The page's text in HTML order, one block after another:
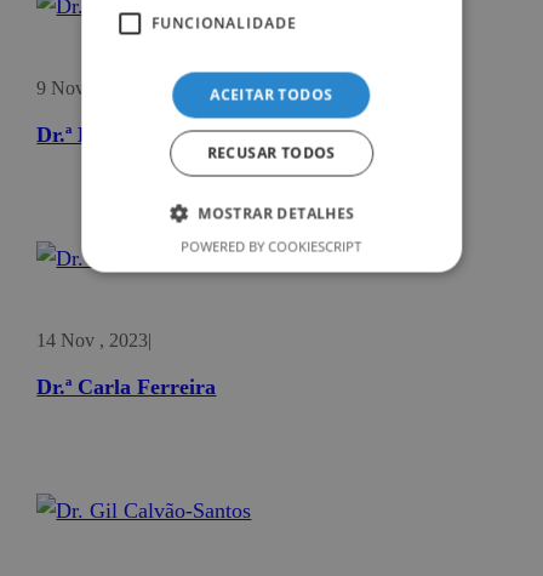
9 Nov , 2023
Dr.ª Bruna Vieira
14 Nov , 2023|
Dr.ª Carla Ferreira
FUNCIONALIDADE
ACEITAR TODOS
RECUSAR TODOS
MOSTRAR DETALHES
POWERED BY COOKIESCRIPT